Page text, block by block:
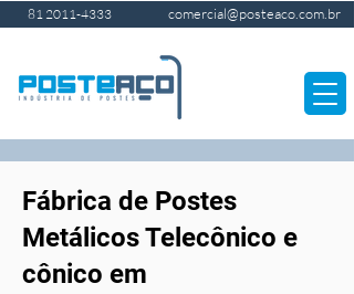
81 2011-4333 comercial@posteaco.com.br
Fábrica de Postes
Metálicos Telecônico e
cônico em